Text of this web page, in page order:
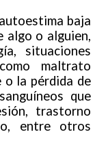
baja
algo o alguien,
situaciones
maltrato
o la pérdida de
que
trastorno
entre otros